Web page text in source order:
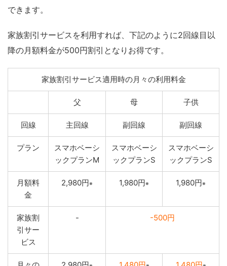
できます。
家族割引サービスを利用すれば、下記のように2回線目以
降の月額料金が500円割引となりお得です。
家族割引サービス適用時の月々の利用料金
父 母 子供
回線 主回線 副回線 副回線
プラン
スマホベーシ
ックプランM
スマホベーシ
ックプランS
スマホベーシ
ックプランS
月額料
金
2,980円※ 1,980円※ 1,980円※
家族割
引サー
ビス
- -500円